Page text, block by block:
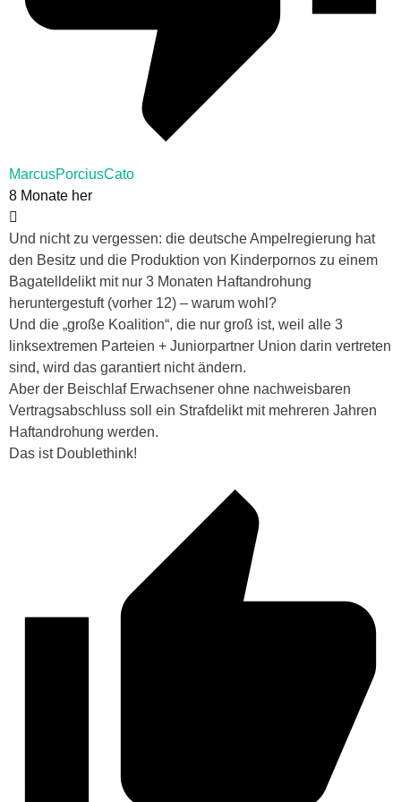
MarcusPorciusCato
8 Monate her
Und nicht zu vergessen: die deutsche Ampelregierung hat
den Besitz und die Produktion von Kinderpornos zu einem
Bagatelldelikt mit nur 3 Monaten Haftandrohung
heruntergestuft (vorher 12) – warum wohl?
Und die „große Koalition“, die nur groß ist, weil alle 3
linksextremen Parteien + Juniorpartner Union darin vertreten
sind, wird das garantiert nicht ändern.
Aber der Beischlaf Erwachsener ohne nachweisbaren
Vertragsabschluss soll ein Strafdelikt mit mehreren Jahren
Haftandrohung werden.
Das ist Doublethink!